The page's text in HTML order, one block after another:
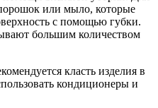
или мыло, которые
с помощью губки.
большим количеством
класть изделия в
кондиционеры и